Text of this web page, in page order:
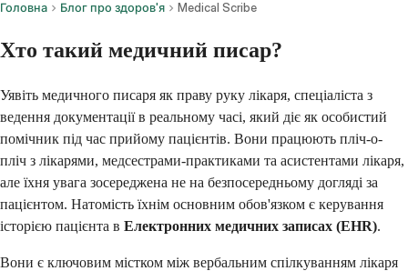
Головна Блог про здоров'я Medical Scribe
Хто такий медичний писар?
Уявіть медичного писаря як праву руку лікаря, спеціаліста з
ведення документації в реальному часі, який діє як особистий
помічник під час прийому пацієнтів. Вони працюють пліч-о-
пліч з лікарями, медсестрами-практиками та асистентами лікаря,
але їхня увага зосереджена не на безпосередньому догляді за
пацієнтом. Натомість їхнім основним обов'язком є керування
історією пацієнта в Електронних медичних записах (EHR).
Вони є ключовим містком між вербальним спілкуванням лікаря